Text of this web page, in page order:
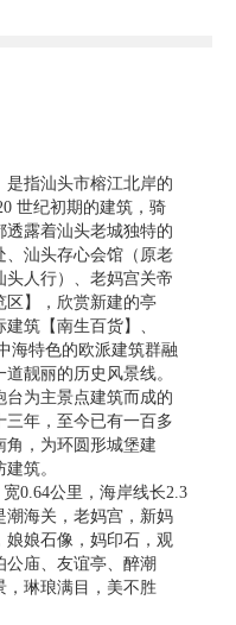
指汕头市榕江北岸的
世纪初期的建筑，骑
露着汕头老城独特的
、汕头存心会馆（原老
人行）、老妈宫关帝
区】，欣赏新建的亭
筑【南生百货】、
海特色的欧派建筑群融
靓丽的历史风景线。
台为主景点建筑而成的
年，至今已有一百多
角，为环圆形城堡建
筑。
0.64公里，海岸线长2.3
潮海关，老妈宫，新妈
娘娘石像，妈印石，观
公庙、友谊亭、醉潮
，琳琅满目，美不胜